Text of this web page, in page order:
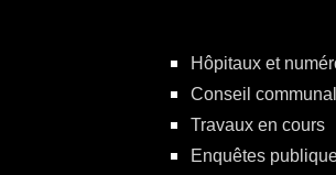
Hôpitaux et
Conseil communal
Travaux en cours
Enquêtes